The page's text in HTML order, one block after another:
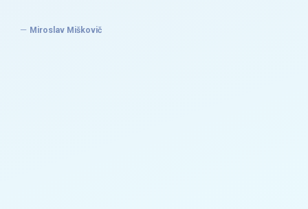
Miroslav Miškovič